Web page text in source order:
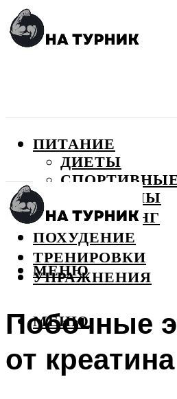
ПИТАНИЕ
ДИЕТЫ
ВИТАМИНЫ
БОДИБИЛДИНГ
ПОХУДЕНИЕ
ТРЕНИРОВКИ
УПРАЖНЕНИЯ
МЕНЮ
МЕНЮ
Побочные
от креатина